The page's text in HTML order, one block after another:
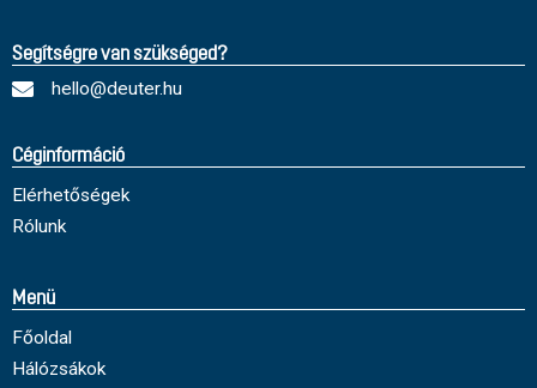
Segítségre van szükséged?
hello@deuter.hu
Céginformáció
Elérhetőségek
Rólunk
Menü
Főoldal
Hálózsákok